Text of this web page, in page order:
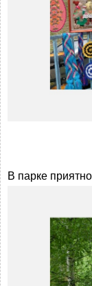
В парке